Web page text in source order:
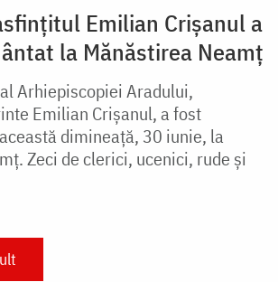
Emilian Crișanul a
la Mănăstirea Neamț
Arhiepiscopiei Aradului,
Emilian Crișanul, a fost
dimineață, 30 iunie, la
Zeci de clerici, ucenici, rude și